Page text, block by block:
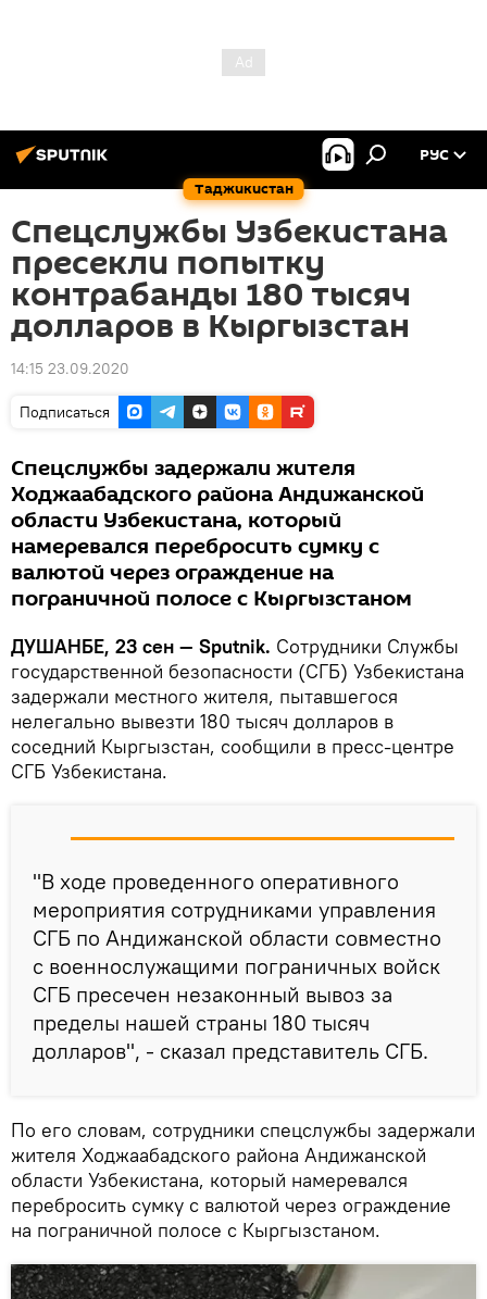
Таджикистан
РУС
Спецслужбы Узбекистана
пресекли попытку
контрабанды 180 тысяч
долларов в Кыргызстан
14:15 23.09.2020
Подписаться
Спецслужбы задержали жителя
Ходжаабадского района Андижанской
области Узбекистана, который
намеревался перебросить сумку с
валютой через ограждение на
пограничной полосе с Кыргызстаном
ДУШАНБЕ, 23 сен — Sputnik. Сотрудники Службы
государственной безопасности (СГБ) Узбекистана
задержали местного жителя, пытавшегося
нелегально вывезти 180 тысяч долларов в
соседний Кыргызстан, сообщили в пресс-центре
СГБ Узбекистана.
"В ходе проведенного оперативного
мероприятия сотрудниками управления
СГБ по Андижанской области совместно
с военнослужащими пограничных войск
СГБ пресечен незаконный вывоз за
пределы нашей страны 180 тысяч
долларов", - сказал представитель СГБ.
По его словам, сотрудники спецслужбы задержали
жителя Ходжаабадского района Андижанской
области Узбекистана, который намеревался
перебросить сумку с валютой через ограждение
на пограничной полосе с Кыргызстаном.